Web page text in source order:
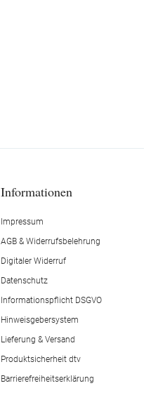
Informationen
Impressum
AGB & Widerrufsbelehrung
Digitaler Widerruf
Datenschutz
Informationspflicht DSGVO
Hinweisgebersystem
Lieferung & Versand
Produktsicherheit dtv
Barrierefreiheitserklärung